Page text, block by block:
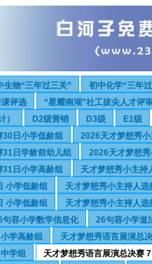
生物“三年过三关” 初中化学“三年
评选
“星耀南湖”社工拔尖人才评
） D2级营销 D3级 E1级
30日小学低龄组
2026天才梦想秀
日学龄前幼儿组
2026天才梦想
31日小学高龄组
天才梦想秀小主持
小学低龄组
天才梦想秀小主持人
小学低龄组
天才梦想秀小主持人
句容小学数学信息化 26句容小学道
学高龄组
天才梦想秀语言展演总
学组
天才梦想秀语言展演总决赛